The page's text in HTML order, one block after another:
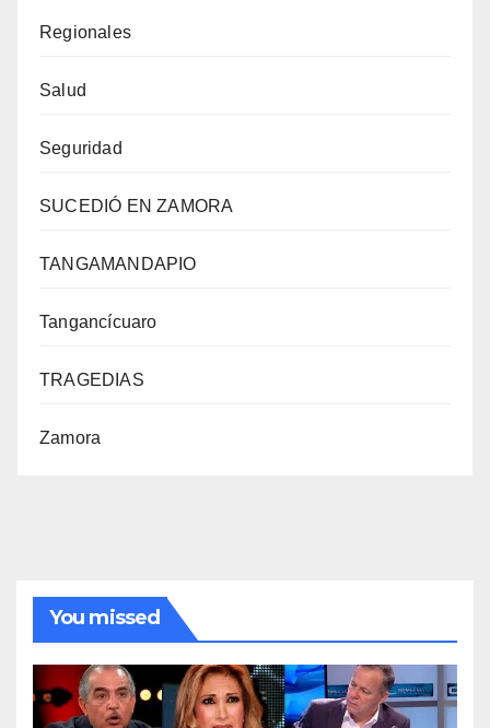
Regionales
Salud
Seguridad
SUCEDIÓ EN ZAMORA
TANGAMANDAPIO
Tangancícuaro
TRAGEDIAS
Zamora
You missed